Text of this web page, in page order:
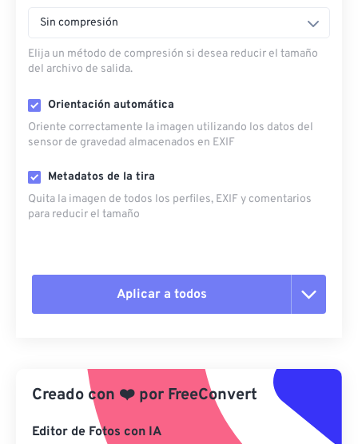
Sin compresión
Elija un método de compresión si desea reducir el tamaño
del archivo de salida.
Orientación automática
Oriente correctamente la imagen utilizando los datos del
sensor de gravedad almacenados en EXIF
Metadatos de la tira
Quita la imagen de todos los perfiles, EXIF ​​y comentarios
para reducir el tamaño
Aplicar a todos
Aplicar desde el ajuste preestablecido
Guardar como preestablecido
Creado con ❤️ por FreeConvert
Editor de Fotos con IA